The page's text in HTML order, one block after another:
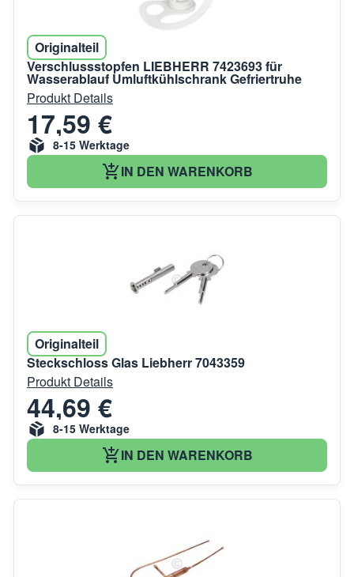
Originalteil
Verschlussstopfen LIEBHERR 7423693 für
Wasserablauf Umluftkühlschrank Gefriertruhe
Produkt Details
17,59 €
8-15 Werktage
IN DEN WARENKORB
Originalteil
Steckschloss Glas Liebherr 7043359
Produkt Details
44,69 €
8-15 Werktage
IN DEN WARENKORB